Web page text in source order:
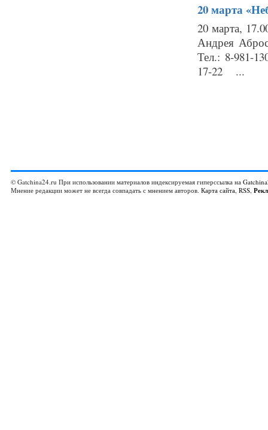
20 марта
20 марта,
Андрея
Тел.: 8-981-
17-22 ...
© Gatchina24.ru При использовании материалов индексируемая гиперссылка на
Мнение редакции может не всегда совпадать с мнением авторов. Карта сайта, RSS,